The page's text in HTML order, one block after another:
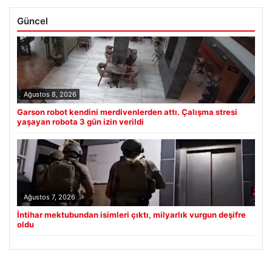
Güncel
Ağustos 8, 2026
Garson robot kendini merdivenlerden attı. Çalışma stresi
yaşayan robota 3 gün izin verildi
Ağustos 7, 2026
İntihar mektubundan isimleri çıktı, milyarlık vurgun deşifre
oldu